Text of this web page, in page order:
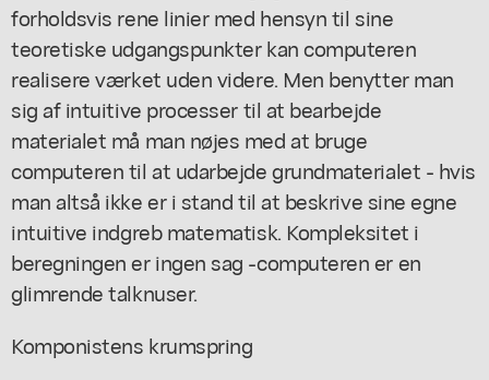
forholdsvis rene linier med hensyn til sine
teoretiske udgangspunkter kan computeren
realisere værket uden videre. Men benytter man
sig af intuitive processer til at bearbejde
materialet må man nøjes med at bruge
computeren til at udarbejde grundmaterialet - hvis
man altså ikke er i stand til at beskrive sine egne
intuitive indgreb matematisk. Kompleksitet i
beregningen er ingen sag -computeren er en
glimrende talknuser.
Komponistens krumspring